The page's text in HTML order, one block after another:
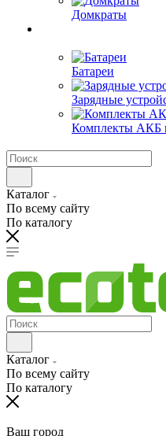
Домкраты
Батареи
Зарядные
Комплекты АКБ
Каталог
По всему сайту
По каталогу
Каталог
По всему сайту
По каталогу
Ваш город